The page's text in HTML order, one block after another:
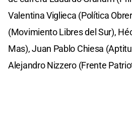
Valentina Viglieca (Política
(Movimiento Libres del Sur),
Mas), Juan Pablo Chiesa
Alejandro Nizzero (Frente